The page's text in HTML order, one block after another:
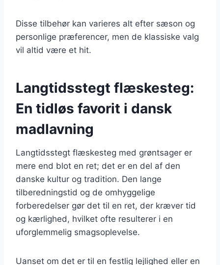
Disse tilbehør kan varieres alt efter sæson og
personlige præferencer, men de klassiske valg
vil altid være et hit.
Langtidsstegt flæskesteg:
En tidløs favorit i dansk
madlavning
Langtidsstegt flæskesteg med grøntsager er
mere end blot en ret; det er en del af den
danske kultur og tradition. Den lange
tilberedningstid og de omhyggelige
forberedelser gør det til en ret, der kræver tid
og kærlighed, hvilket ofte resulterer i en
uforglemmelig smagsoplevelse.
Uanset om det er til en festlig lejlighed eller en